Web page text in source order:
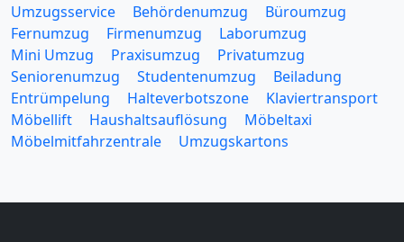
Umzugsservice Behördenumzug
Büroumzug
Fernumzug
Firmenumzug
Laborumzug
Mini Umzug
Praxisumzug
Privatumzug
Seniorenumzug
Studentenumzug
Beiladung
Entrümpelung
Halteverbotszone
Klaviertransport
Möbellift
Haushaltsauflösung
Möbeltaxi
Möbelmitfahrzentrale
Umzugskartons